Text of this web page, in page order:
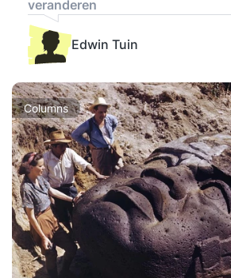
veranderen
Edwin Tuin
Columns